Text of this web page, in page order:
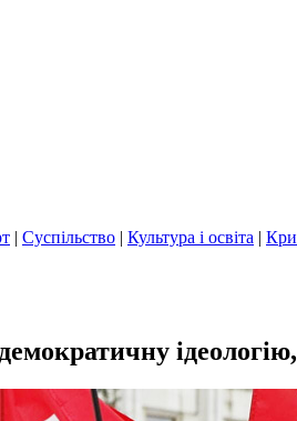
| Суспільство | Культура і освіта |